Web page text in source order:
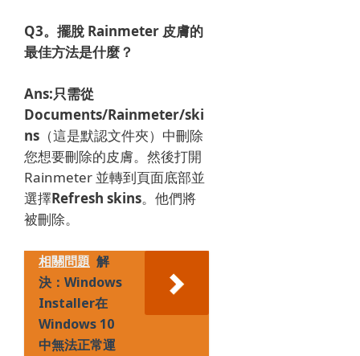
Q3。 擺脫 Rainmeter 皮膚的
最佳方法是什麼？
Ans:只需從
Documents/Rainmeter/ski
ns （這是默認文件夾）中刪除
您想要刪除的皮膚。 然後打開
Rainmeter 並轉到頁面底部並
選擇Refresh skins。 他們將
被刪除。
相關問題 解
決：Windows
Installer在
Windows 10
中無法正常運